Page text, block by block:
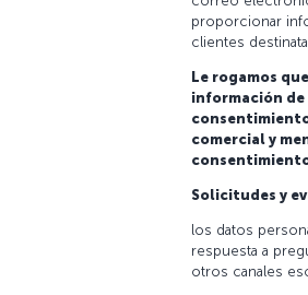
proporcionar
clientes
Le rogamos
información de
comercial y
Solicitudes y
los datos
respuesta a
otros canales